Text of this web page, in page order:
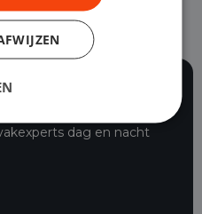
dag en nacht